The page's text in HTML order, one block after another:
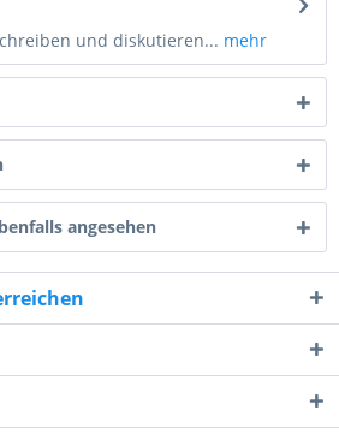
und diskutieren... mehr
angesehen